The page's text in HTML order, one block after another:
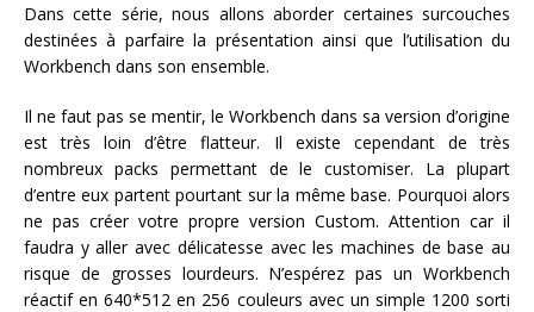
Dans cette série, nous allons aborder certaines surcouches
destinées à parfaire la présentation ainsi que l’utilisation du
Workbench dans son ensemble.
Il ne faut pas se mentir, le Workbench dans sa version d’origine
est très loin d’être flatteur. Il existe cependant de très
nombreux packs permettant de le customiser. La plupart
d’entre eux partent pourtant sur la même base. Pourquoi alors
ne pas créer votre propre version Custom. Attention car il
faudra y aller avec délicatesse avec les machines de base au
risque de grosses lourdeurs. N’espérez pas un Workbench
réactif en 640*512 en 256 couleurs avec un simple 1200 sorti